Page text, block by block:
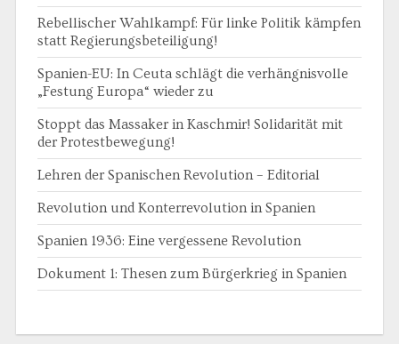
Rebellischer Wahlkampf: Für linke Politik kämpfen
statt Regierungsbeteiligung!
Spanien-EU: In Ceuta schlägt die verhängnisvolle
„Festung Europa“ wieder zu
Stoppt das Massaker in Kaschmir! Solidarität mit
der Protestbewegung!
Lehren der Spanischen Revolution – Editorial
Revolution und Konterrevolution in Spanien
Spanien 1936: Eine vergessene Revolution
Dokument 1: Thesen zum Bürgerkrieg in Spanien